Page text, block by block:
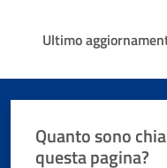
Ultimo
Quanto sono
questa pagina?